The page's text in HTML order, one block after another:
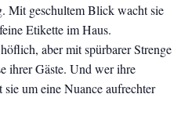
Mit geschultem Blick wacht sie
Etikette im Haus.
aber mit spürbarer Strenge
ihrer Gäste. Und wer ihre
sie um eine Nuance aufrechter